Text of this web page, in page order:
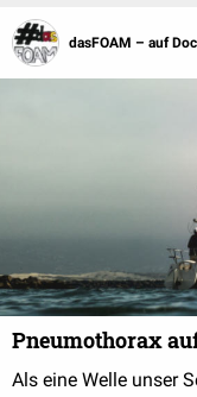
dasFOAM – auf
Pneumothorax
Als eine Welle unser